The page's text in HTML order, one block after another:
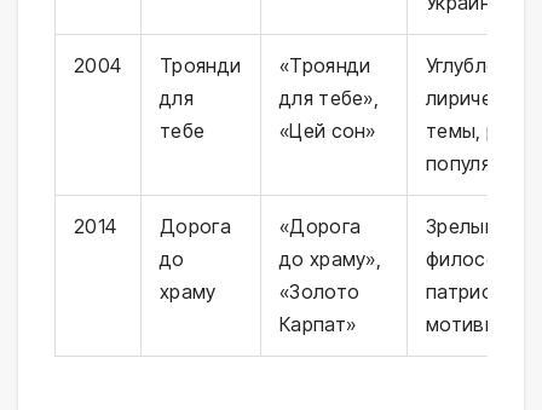
2004
Троянди
для
тебе
«Троянди
для тебе»,
«Цей сон»
Углубление
лирической
темы, рост
2014
Дорога
до
храму
«Дорога
до храму»,
«Золото
Карпат»
Зрелый
мотивы